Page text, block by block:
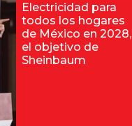
Electricidad para
todos los hogares
de México en 2028,
el objetivo de
Sheinbaum